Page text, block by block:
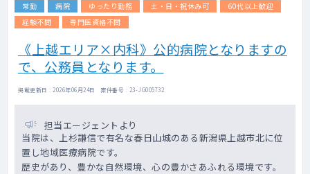
常勤 病院 ゆったり勤務 土・日・祝休み可
60代以上歓迎
経験不問
専門医資格不問
《上越エリア×内科》公的病院となりますの
で、公務員となります。
掲載更新日 : 2026年06月24日 案件番号 : 23-JG005732
担当エージェントより
当院は、上杉謙信で有名な春日山城のある新潟県上越市北に位
置し地域医療病院です。
歴史があり、豊かな自然環境、心の豊かさあふれる環境です。